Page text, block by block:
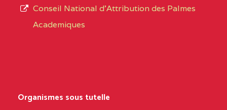
BAPTIST COMPREHENSIVE COLLEGE
BILINGUAL TECHNICAL COLLEGE CHRIST
d’éducation
de
Conseil National d'Attribution des Palmes
Academiques
Organismes sous tutelle